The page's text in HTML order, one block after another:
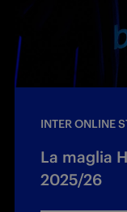
INTER ONLINE
La maglia
2025/26